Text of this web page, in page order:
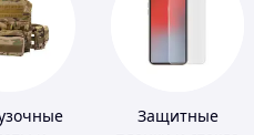
Защитные